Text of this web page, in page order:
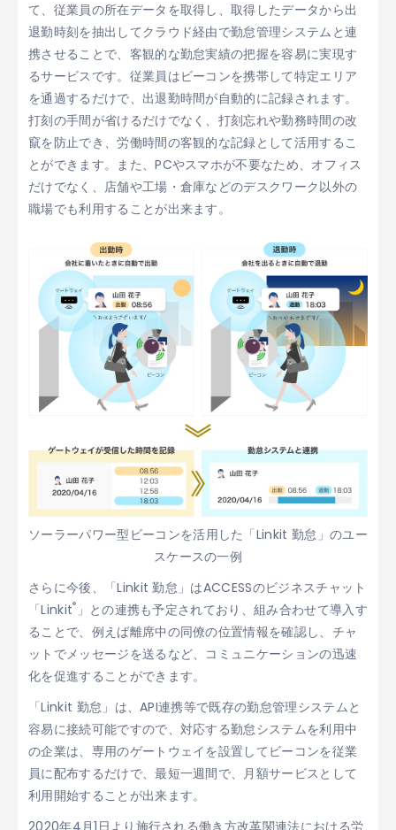
て、従業員の所在データを取得し、取得したデータから出
退勤時刻を抽出してクラウド経由で勤怠管理システムと連
携させることで、客観的な勤怠実績の把握を容易に実現す
るサービスです。従業員はビーコンを携帯して特定エリア
を通過するだけで、出退勤時間が自動的に記録されます。
打刻の手間が省けるだけでなく、打刻忘れや勤務時間の改
竄を防止でき、労働時間の客観的な記録として活用するこ
とができます。また、PCやスマホが不要なため、オフィス
だけでなく、店舗や工場・倉庫などのデスクワーク以外の
職場でも利用することが出来ます。
ソーラーパワー型ビーコンを活用した「Linkit 勤怠」のユー
スケースの一例
さらに今後、「Linkit 勤怠」はACCESSのビジネスチャット
「Linkit® 」との連携も予定されており、組み合わせて導入す
ることで、例えば離席中の同僚の位置情報を確認し、チャ
ットでメッセージを送るなど、コミュニケーションの迅速
化を促進することができます。
「Linkit 勤怠」は、API連携等で既存の勤怠管理システムと
容易に接続可能ですので、対応する勤怠システムを利用中
の企業は、専用のゲートウェイを設置してビーコンを従業
員に配布するだけで、最短一週間で、月額サービスとして
利用開始することが出来ます。